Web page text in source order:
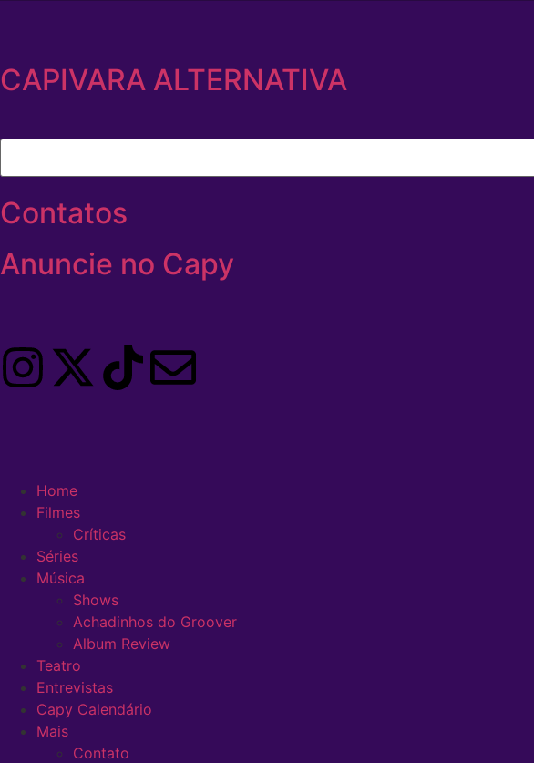
CAPIVARA ALTERNATIVA
Contatos
Anuncie no Capy
Home
Filmes
Críticas
Séries
Música
Shows
Achadinhos do Groover
Album Review
Teatro
Entrevistas
Capy Calendário
Mais
Contato